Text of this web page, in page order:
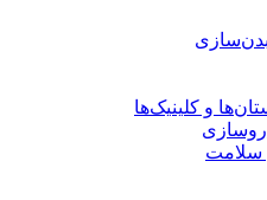
بدن‌سازی
و کلینیک‌ها
سلامت